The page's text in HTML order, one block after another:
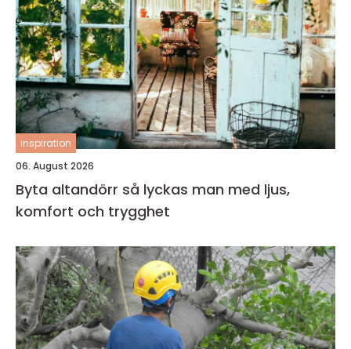
inspiration
06. August 2026
Byta altandörr så lyckas man med ljus,
komfort och trygghet